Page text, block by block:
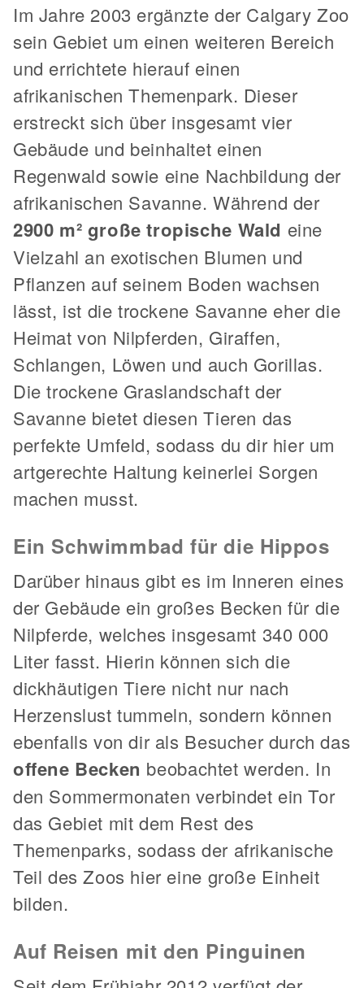
Im Jahre 2003 ergänzte der Calgary Zoo
sein Gebiet um einen weiteren Bereich
und errichtete hierauf einen
afrikanischen Themenpark. Dieser
erstreckt sich über insgesamt vier
Gebäude und beinhaltet einen
Regenwald sowie eine Nachbildung der
afrikanischen Savanne. Während der
2900 m² große tropische Wald eine
Vielzahl an exotischen Blumen und
Pflanzen auf seinem Boden wachsen
lässt, ist die trockene Savanne eher die
Heimat von Nilpferden, Giraffen,
Schlangen, Löwen und auch Gorillas.
Die trockene Graslandschaft der
Savanne bietet diesen Tieren das
perfekte Umfeld, sodass du dir hier um
artgerechte Haltung keinerlei Sorgen
machen musst.
Ein Schwimmbad für die Hippos
Darüber hinaus gibt es im Inneren eines
der Gebäude ein großes Becken für die
Nilpferde, welches insgesamt 340 000
Liter fasst. Hierin können sich die
dickhäutigen Tiere nicht nur nach
Herzenslust tummeln, sondern können
ebenfalls von dir als Besucher durch das
offene Becken beobachtet werden. In
den Sommermonaten verbindet ein Tor
das Gebiet mit dem Rest des
Themenparks, sodass der afrikanische
Teil des Zoos hier eine große Einheit
bilden.
Auf Reisen mit den Pinguinen